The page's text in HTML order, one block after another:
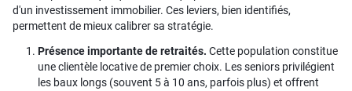
d'un investissement immobilier. Ces leviers, bien identifiés,
permettent de mieux calibrer sa stratégie.
Présence importante de retraités. Cette population constitue
une clientèle locative de premier choix. Les seniors privilégient
les baux longs (souvent 5 à 10 ans, parfois plus) et offrent